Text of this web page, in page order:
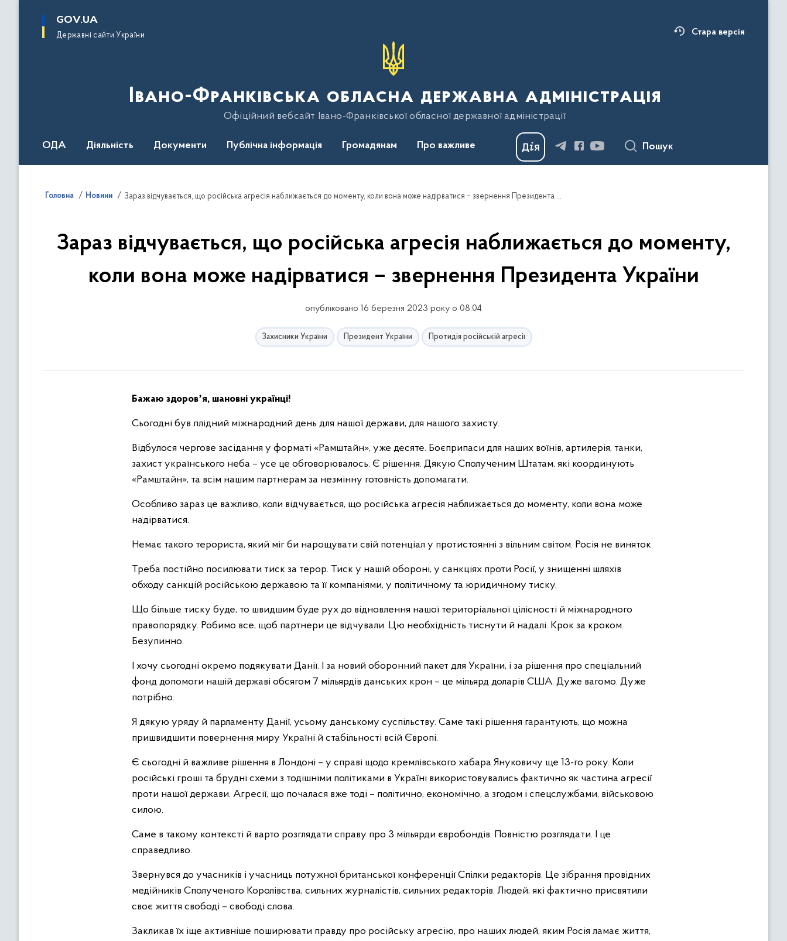
основного
GOV.UA
Державні сайти України Стара версія
Івано-Франківська обласна державна адміністрація
Офіційний вебсайт Івано-Франківської обласної державної адміністрації
ОДА Діяльність Документи Публічна інформація Громадянам Про важливе Пошук
Головна Новини Зараз відчувається, що російська агресія наближається до моменту, коли вона може надірватися – звернення Президента України
Зараз відчувається, що російська агресія наближається до моменту,
коли вона може надірватися – звернення Президента України
опубліковано 16 березня 2023 року о 08:04
Захисники України Президент України Протидія російській агресії
Бажаю здоровʼя, шановні українці!
Сьогодні був плідний міжнародний день для нашої держави, для нашого захисту.
Відбулося чергове засідання у форматі «Рамштайн», уже десяте. Боєприпаси для наших воїнів, артилерія, танки,
захист українського неба – усе це обговорювалось. Є рішення. Дякую Сполученим Штатам, які координують
«Рамштайн», та всім нашим партнерам за незмінну готовність допомагати.
Особливо зараз це важливо, коли відчувається, що російська агресія наближається до моменту, коли вона може
надірватися.
Немає такого терориста, який міг би нарощувати свій потенціал у протистоянні з вільним світом. Росія не виняток.
Треба постійно посилювати тиск за терор. Тиск у нашій обороні, у санкціях проти Росії, у знищенні шляхів
обходу санкцій російською державою та її компаніями, у політичному та юридичному тиску.
Що більше тиску буде, то швидшим буде рух до відновлення нашої територіальної цілісності й міжнародного
правопорядку. Робимо все, щоб партнери це відчували. Цю необхідність тиснути й надалі. Крок за кроком.
Безупинно.
І хочу сьогодні окремо подякувати Данії. І за новий оборонний пакет для України, і за рішення про спеціальний
фонд допомоги нашій державі обсягом 7 мільярдів данських крон – це мільярд доларів США. Дуже вагомо. Дуже
потрібно.
Я дякую уряду й парламенту Данії, усьому данському суспільству. Саме такі рішення гарантують, що можна
пришвидшити повернення миру Україні й стабільності всій Європі.
Є сьогодні й важливе рішення в Лондоні – у справі щодо кремлівського хабара Януковичу ще 13-го року. Коли
російські гроші та брудні схеми з тодішніми політиками в Україні використовувались фактично як частина агресії
проти нашої держави. Агресії, що почалася вже тоді – політично, економічно, а згодом і спецслужбами, військовою
силою.
Саме в такому контексті й варто розглядати справу про 3 мільярди євробондів. Повністю розглядати. І це
справедливо.
Звернувся до учасників і учасниць потужної британської конференції Спілки редакторів. Це зібрання провідних
медійників Сполученого Королівства, сильних журналістів, сильних редакторів. Людей, які фактично присвятили
своє життя свободі – свободі слова.
Закликав їх іще активніше поширювати правду про російську агресію, про наших людей, яким Росія ламає життя,